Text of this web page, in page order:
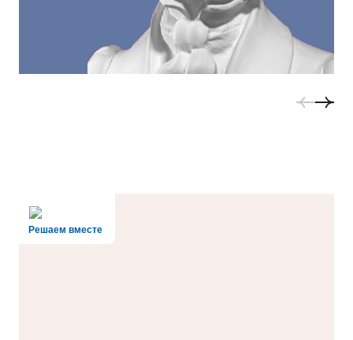
Решаем вместе